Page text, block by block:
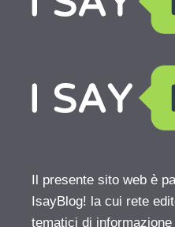
Il presente sito web è
IsayBlog! la cui rete
tematici di